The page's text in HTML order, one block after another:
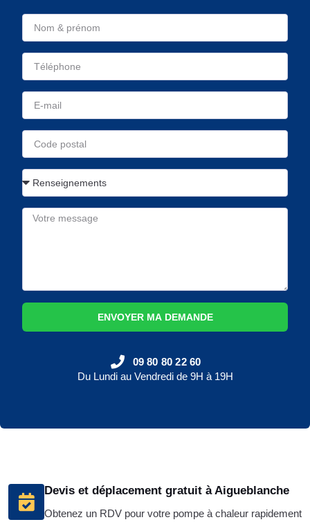
Devis et déplacement gratuit à Aigueblanche
Obtenez un RDV pour votre pompe à chaleur rapidement
ENVOYER MA DEMANDE
09 80 80 22 60
Du Lundi au Vendredi de 9H à 19H